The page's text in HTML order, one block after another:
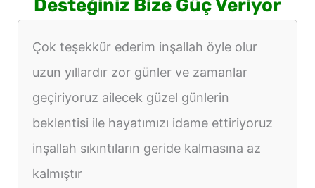
Desteğiniz Bize Güç Veriyor
Çok teşekkür ederim inşallah öyle olur
uzun yıllardır zor günler ve zamanlar
geçiriyoruz ailecek güzel günlerin
beklentisi ile hayatımızı idame ettiriyoruz
inşallah sıkıntıların geride kalmasına az
kalmıştır